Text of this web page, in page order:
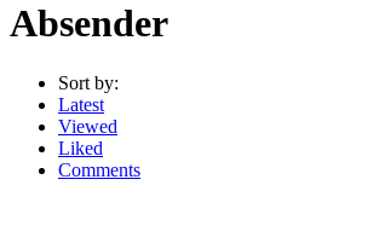
Absender
Sort by:
Latest
Viewed
Liked
Comments